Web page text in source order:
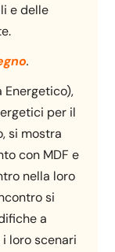
e delle
.
Energetico),
per il
si mostra
con MDF e
nella loro
si
a
loro scenari